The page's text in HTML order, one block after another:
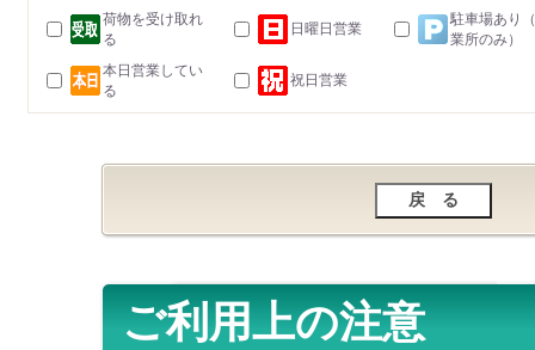
荷物を受け取れ
る
日曜日営業
駐車場あり
業所のみ）
本日営業してい
る
祝日営業
ご利用上の注意